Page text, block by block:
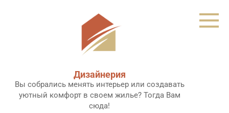
Дизайнерия
Вы собрались менять интерьер или создавать
уютный комфорт в своем жилье? Тогда Вам
сюда!